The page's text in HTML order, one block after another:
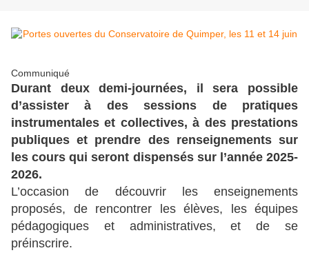
Communiqué
Durant deux demi-journées, il sera possible
d’assister à des sessions de pratiques
instrumentales et collectives, à des prestations
publiques et prendre des renseignements sur
les cours qui seront dispensés sur l’année 2025-
2026.
L’occasion de découvrir les enseignements
proposés, de rencontrer les élèves, les équipes
pédagogiques et administratives, et de se
préinscrire.